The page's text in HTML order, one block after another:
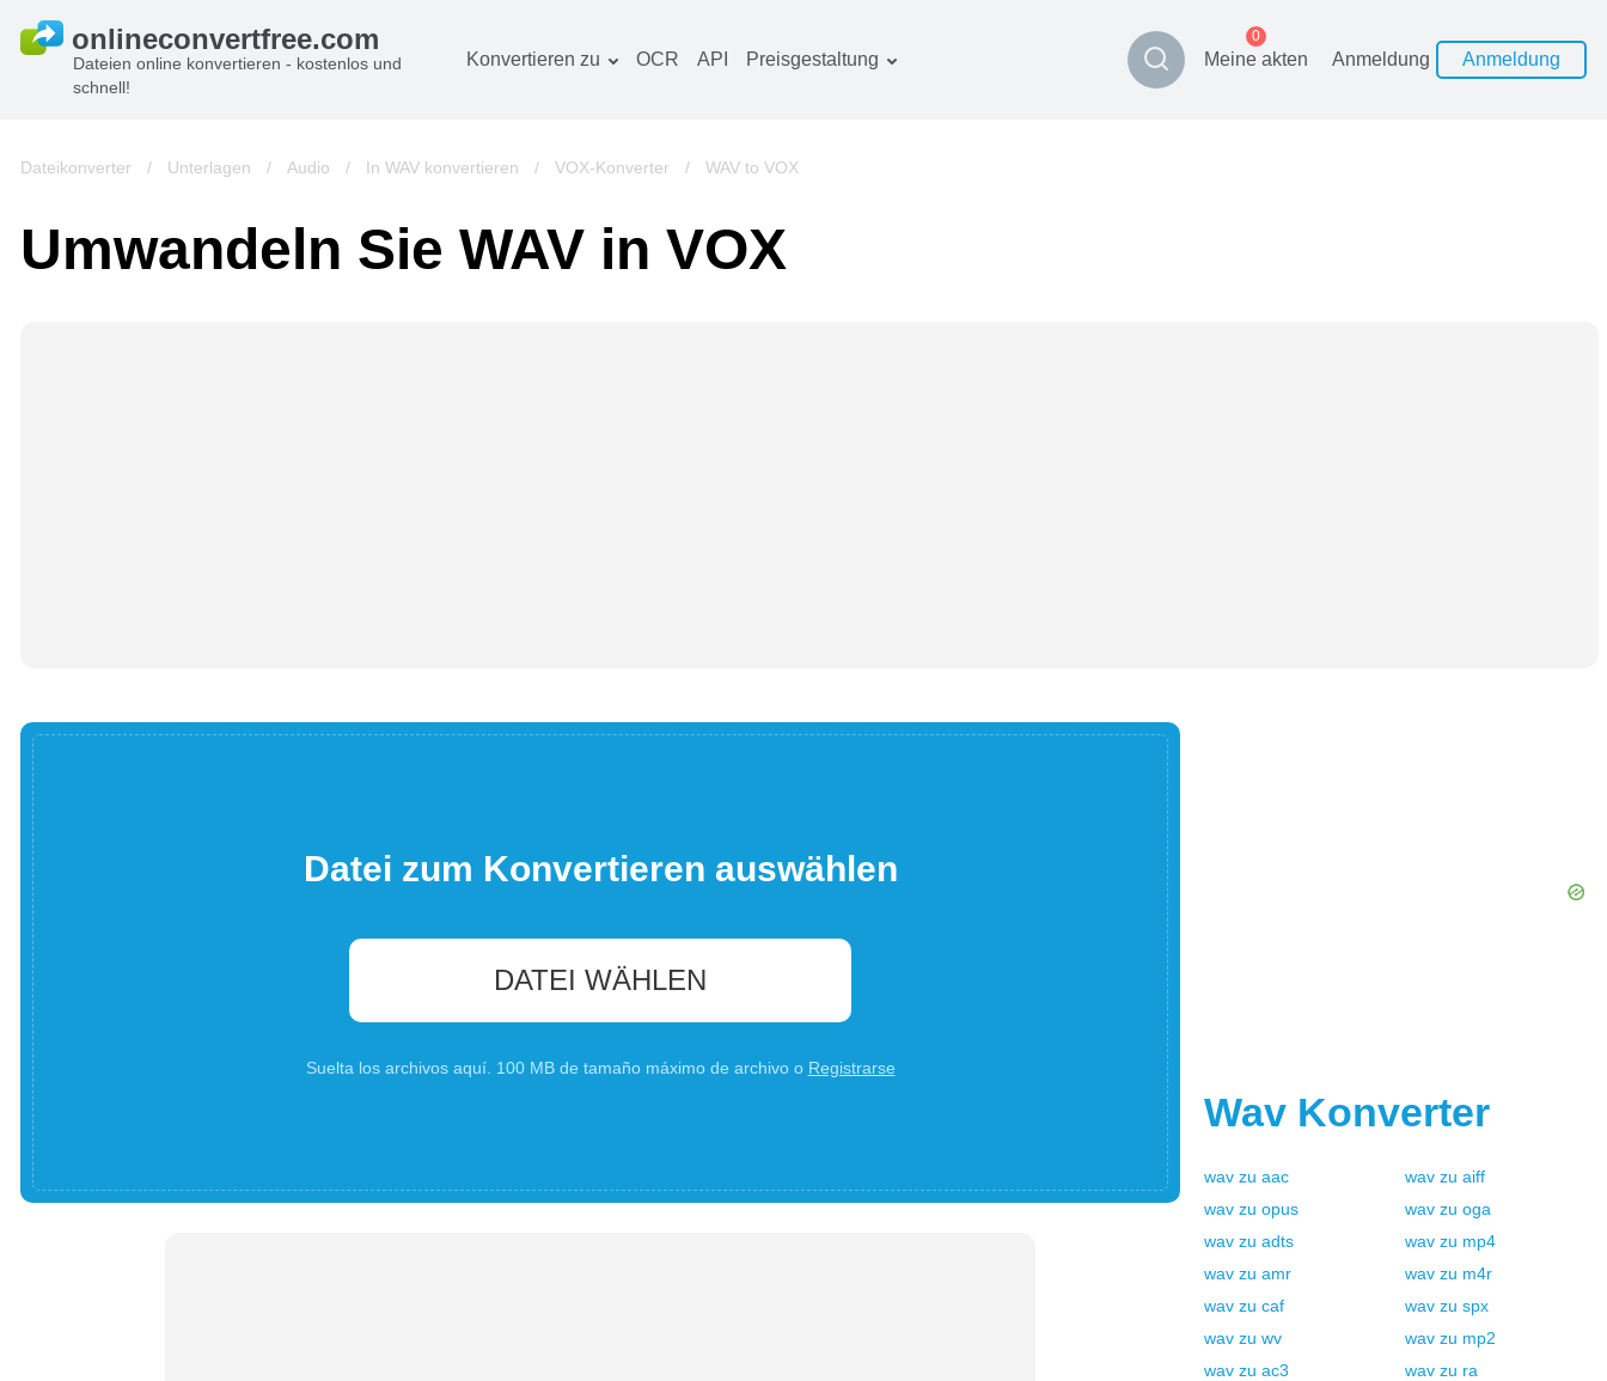
Dateien online konvertieren - kostenlos und
schnell!
Konvertieren zu
Bilderkonverter
Bücherkonverter
OCR API Preisgestaltung Meine akten
0
Anmeldung Anmeldung
Dateikonverter / Unterlagen / Audio / In WAV konvertieren / VOX-Konverter / WAV to VOX
Umwandeln Sie WAV in VOX
Datei zum Konvertieren auswählen
DATEI WÄHLEN
Suelta los archivos aquí. 100 MB de tamaño máximo de archivo o Registrarse
Wav Konverter
wav zu aac wav zu aiff
wav zu opus wav zu oga
wav zu adts wav zu mp4
wav zu amr wav zu m4r
wav zu caf wav zu spx
wav zu wv wav zu mp2
wav zu ac3 wav zu ra